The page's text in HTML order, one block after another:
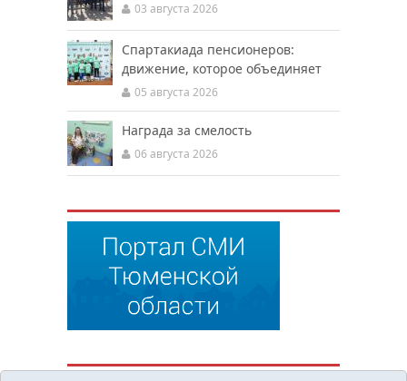
03 августа 2026
Спартакиада пенсионеров:
движение, которое объединяет
05 августа 2026
Награда за смелость
06 августа 2026